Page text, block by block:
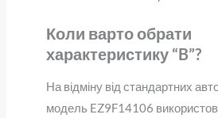
Коли варто обрати
характеристику “B”?
На відміну від стандартних
модель EZ9F14106